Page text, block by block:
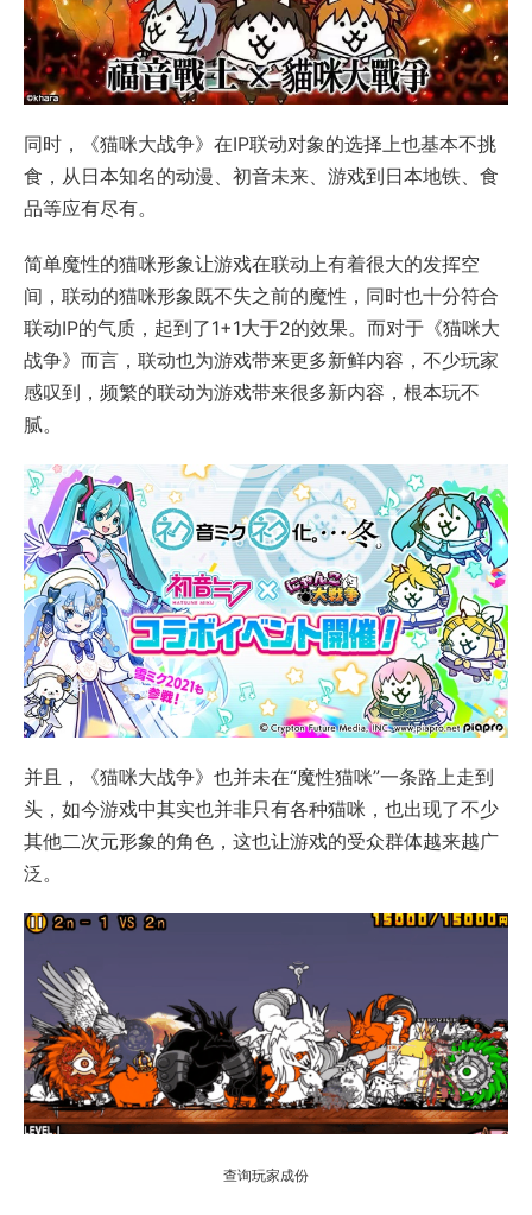
同时，《猫咪大战争》在IP联动对象的选择上也基本不挑
食，从日本知名的动漫、初音未来、游戏到日本地铁、食
品等应有尽有。
简单魔性的猫咪形象让游戏在联动上有着很大的发挥空
间，联动的猫咪形象既不失之前的魔性，同时也十分符合
联动IP的气质，起到了1+1大于2的效果。而对于《猫咪大
战争》而言，联动也为游戏带来更多新鲜内容，不少玩家
感叹到，频繁的联动为游戏带来很多新内容，根本玩不
腻。
并且，《猫咪大战争》也并未在“魔性猫咪”一条路上走到
头，如今游戏中其实也并非只有各种猫咪，也出现了不少
其他二次元形象的角色，这也让游戏的受众群体越来越广
泛。
查询玩家成份